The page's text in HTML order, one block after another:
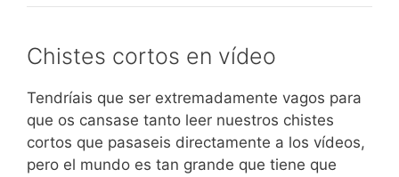
Chistes cortos en vídeo
Tendríais que ser extremadamente vagos para
que os cansase tanto leer nuestros chistes
cortos que pasaseis directamente a los vídeos,
pero el mundo es tan grande que tiene que